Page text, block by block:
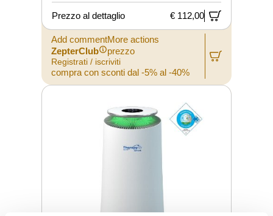
Prezzo al dettaglio € 112,00
Add commentMore actions
ZepterClub
prezzo
Registrati / iscriviti
compra con sconti dal -5% al -40%